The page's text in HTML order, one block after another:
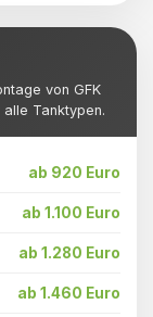
von GFK
Tanktypen.
ab 920 Euro
ab 1.100 Euro
ab 1.280 Euro
ab 1.460 Euro